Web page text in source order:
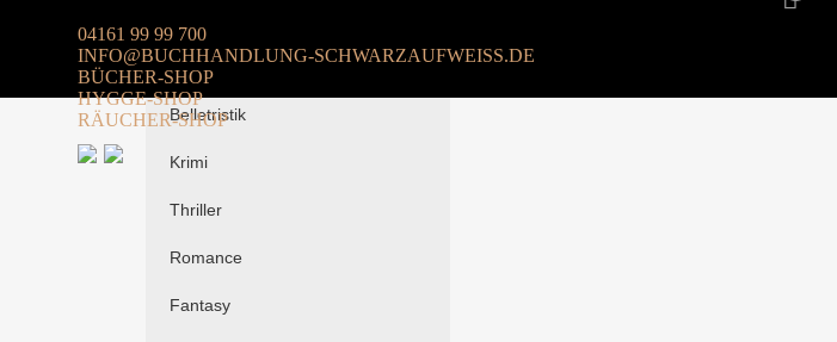
04161 99 99 700
INFO@BUCHHANDLUNG-SCHWARZAUFWEISS.DE
BÜCHER-SHOP
HYGGE-SHOP
RÄUCHER-SHOP
Alle
Belletristik
Krimi
Thriller
Romance
Fantasy